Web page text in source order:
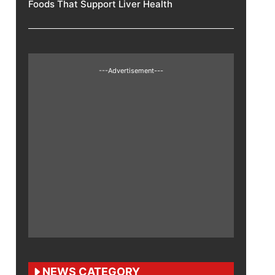
Foods That Support Liver Health
---Advertisement---
NEWS CATEGORY